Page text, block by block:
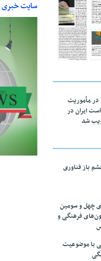
اقتدار ناوگروه ۱۰۳ در مأموریت‌
۵ درخواست ایران در
شد
باز فناوری
چهل و سومین
فرهنگی و
با موضوعیت
سایت خبری